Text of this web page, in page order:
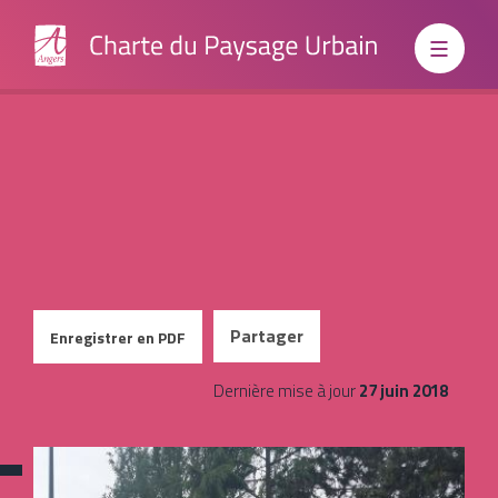
Institutionnels
PublicSignal feu tricolore
Partager
Enregistrer en PDF
Dernière mise à jour27 juin 2018